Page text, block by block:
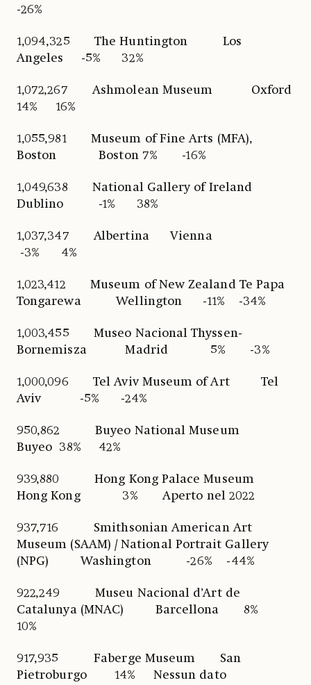
-26%
1,094,325 The Huntington Los
Angeles -5% 32%
1,072,267 Ashmolean Museum Oxford
14% 16%
1,055,981 Museum of Fine Arts (MFA),
Boston Boston 7% -16%
1,049,638 National Gallery of Ireland
Dublino -1% 38%
1,037,347 Albertina Vienna
-3% 4%
1,023,412 Museum of New Zealand Te Papa
Tongarewa Wellington -11% -34%
1,003,455 Museo Nacional Thyssen-
Bornemisza Madrid 5% -3%
1,000,096 Tel Aviv Museum of Art Tel
Aviv -5% -24%
950,862 Buyeo National Museum
Buyeo 38% 42%
939,880 Hong Kong Palace Museum
Hong Kong 3% Aperto nel 2022
937,716 Smithsonian American Art
Museum (SAAM) / National Portrait Gallery
(NPG) Washington -26% -44%
922,249 Museu Nacional d’Art de
Catalunya (MNAC) Barcellona 8%
10%
917,935 Faberge Museum San
Pietroburgo 14% Nessun dato